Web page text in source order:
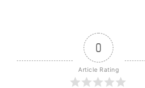
0
Article Rating